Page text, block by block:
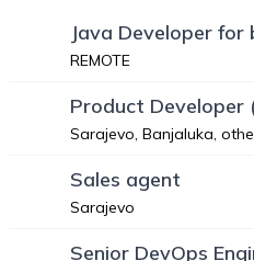
Java Developer
REMOTE
Product Developer
Sarajevo, Banjaluka,
Sales agent
Sarajevo
Senior DevOps